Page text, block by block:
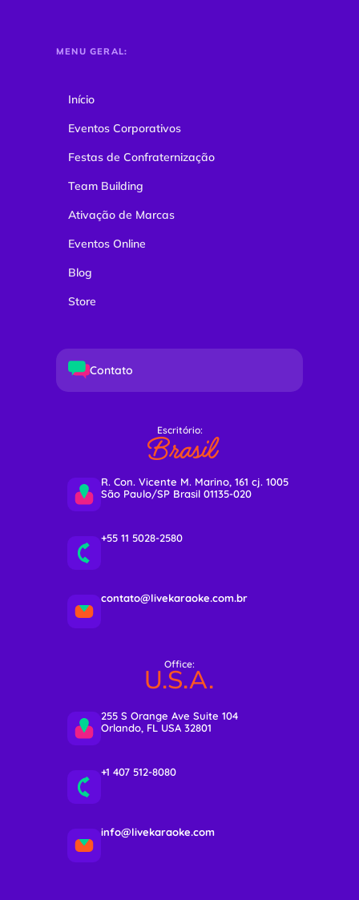
MENU GERAL:
Início
Eventos Corporativos
Festas de Confraternização
Team Building
Ativação de Marcas
Eventos Online
Blog
Store
Contato
Escritório:
Brasil
R. Con. Vicente M. Marino, 161 cj. 1005
São Paulo/SP Brasil 01135-020
+55 11 5028-2580
contato@livekaraoke.com.br
Office:
U.S.A.
255 S Orange Ave Suite 104
Orlando, FL USA 32801
+1 407 512-8080
info@livekaraoke.com